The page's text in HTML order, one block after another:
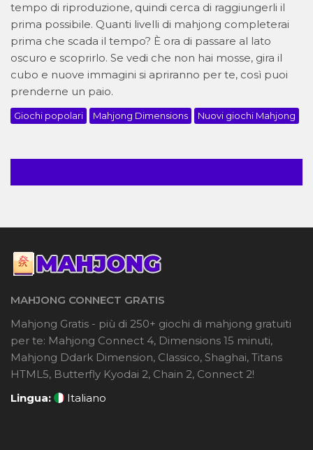
tempo di riproduzione, quindi cerca di raggiungerli il
prima possibile. Quanti livelli di mahjong completerai
prima che scada il tempo? È ora di passare al lato
oscuro e scoprirlo. Se vedi che non hai mosse, gira il
cubo e nuove immagini si apriranno per te, così puoi
prenderne un paio.
Giochi popolari Mahjong Dimensions Nuovi giochi Mahjong
MAHJONG CONNECT GRATIS
Mahjong Gratis - più di 250+ giochi di mahjong gratuiti
per te: Mahjong Connect 4, Dimensions 15 minuti,
Mahjong Ddark Dimension, Classico, Shaghai, Titans
HTML5, Butterfly Kyodai 2, Chain 2, Connect 2!
Lingua:
Italiano